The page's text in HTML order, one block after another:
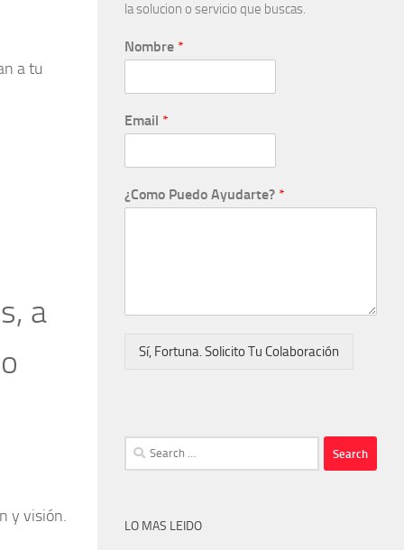
a tu
a
y visión.
la solucion o servicio que buscas.
Nombre *
Email *
¿Como Puedo Ayudarte? *
Sí, Fortuna. Solicito Tu Colaboración
Search
for:
LO MAS LEIDO